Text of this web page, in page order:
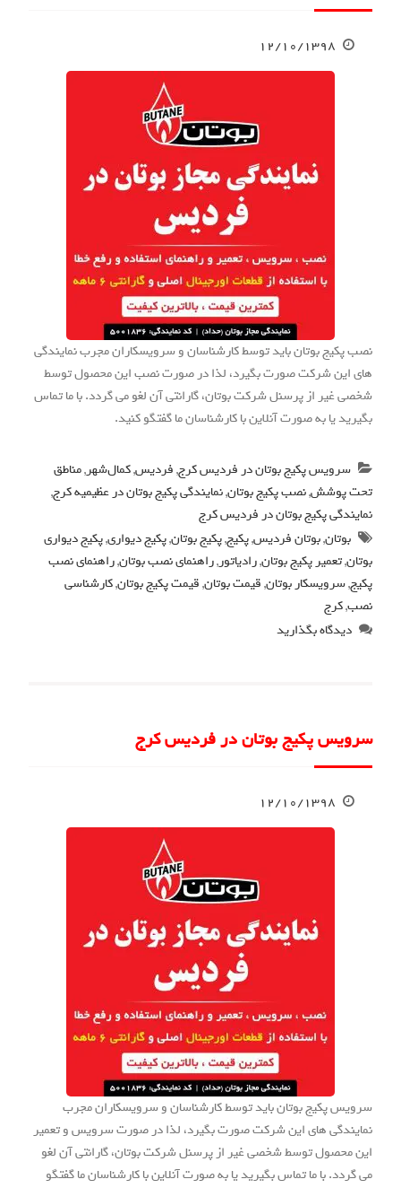
۱۲/۱۰/۱۳۹۸
نصب پکیج بوتان باید توسط کارشناسان و سرویسکاران مجرب نمایندگی
های این شرکت صورت بگیرد، لذا در صورت نصب این محصول توسط
شخصی غیر از پرسنل شرکت بوتان، گارانتی آن لغو می گردد. با ما تماس
بگیرید یا به صورت آنلاین با کارشناسان ما گفتگو کنید.
سرویس پکیج بوتان در فردیس کرج,فردیس,کمال‌شهر,مناطق
تحت پوشش,نصب پکیج بوتان,نمایندگی پکیج بوتان در عظیمیه کرج,
نمایندگی پکیج بوتان در فردیس کرج
بوتان,بوتان فردیس,پکیج,پکیج بوتان,پکیج دیواری,پکیج دیواری
بوتان,تعمیر پکیج بوتان,رادیاتور,راهنمای نصب بوتان,راهنمای نصب
پکیج,سرویسکار بوتان,قیمت بوتان,قیمت پکیج بوتان,کارشناسی
نصب,کرج
دیدگاه بگذارید
سرویس پکیج بوتان در فردیس کرج
۱۲/۱۰/۱۳۹۸
سرویس پکیج بوتان باید توسط کارشناسان و سرویسکاران مجرب
نمایندگی های این شرکت صورت بگیرد، لذا در صورت سرویس و تعمیر
این محصول توسط شخصی غیر از پرسنل شرکت بوتان، گارانتی آن لغو
می گردد. با ما تماس بگیرید یا به صورت آنلاین با کارشناسان ما گفتگو